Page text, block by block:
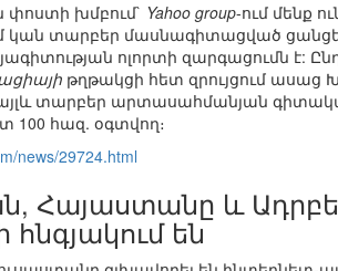
փոստի խմբում` Yahoo group-ում մենք
կան տարբեր մասնագիտացված
ոլորտի զարգացումն է:
թղթակցի հետ զրույցում ասաց
տարբեր արտասահմանյան
100 հազ. օգտվող։
news/29724.html
Հայաստանը և
հնգյակում են